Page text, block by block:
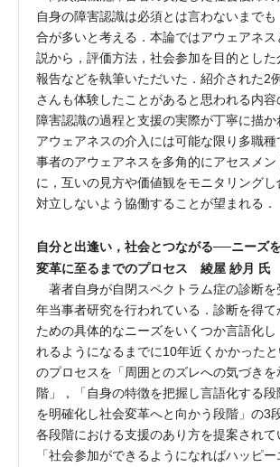
自身の障害認識は必須とは言わないまで
合が多いと考える．本論ではアウェアネ
説から，評価方法，社会参加を目的とした
報告などを執筆いただいた．紹介された2
さんも体験したことがあると思われる内容
障害認識の過程と支援の実際が丁寧に描か
アウェアネスの介入には可能な限り多職種
事者のアウェアネスを多角的にアセスメ
に，互いの見方や価値観をモニタリングし
対立しないよう協働することが望まれる．
自分と出逢い，社会とつながる──ニーズ
変革に至るまでのプロセス 綾屋 紗月 氏
著者自身が自閉スペクトラム症の診断を
年当事者研究を行われている．診断を得
ための具体的なニーズをいくつか言語化し
れるようになるまでに10年近くかかった
のプロセスを「周囲とのズレへの気づき
階」，「自身の特徴を把握し言語化する
を明確化し社会変革へと向かう段階」の3
各段階における支援のあり方を提案されて
「社会参加ができるようになればハッピー